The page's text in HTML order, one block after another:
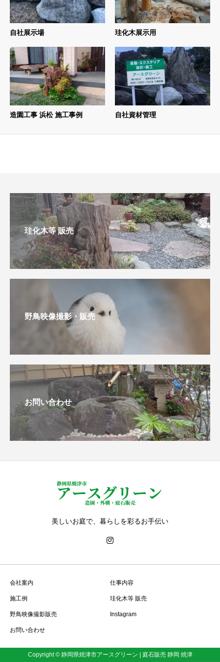
自社展示場 珪化木展示用
造園工事 浜松 施工事例 自社資材管理
珪化木等 販売
野鳥映像撮影・販売
お問い合わせ
美しいお庭で、暮らしを彩るお手伝い
会社案内 仕事内容
施工例 珪化木等 販売
野鳥映像撮影販売 Instagram
お問い合わせ
Copyright © 静岡県焼津市アースグリーン | 庭石販売 静岡 焼津